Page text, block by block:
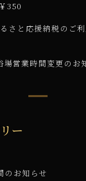
350
さと応援納税のご
営業時間変更のお
ー
のお知らせ